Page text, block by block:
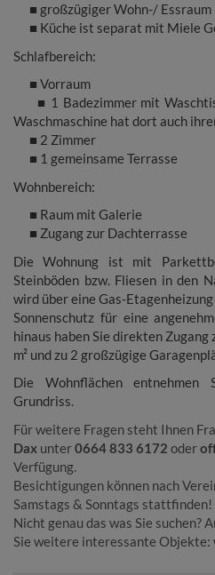
■ großzügiger Wohn-/
■ Küche ist separat mit Miele
Schlafbereich:
■ Vorraum
■ 1 Badezimmer mit
Waschmaschine hat dort auch
■ 2 Zimmer
■ 1 gemeinsame Terrasse
Wohnbereich:
■ Raum mit Galerie
■ Zugang zur Dachterrasse
Die Wohnung ist mit
Steinböden bzw. Fliesen in den
wird über eine Gas-
Sonnenschutz für eine
hinaus haben Sie direkten
m² und zu 2 großzügige
Die Wohnflächen
Grundriss.
Für weitere Fragen steht Ihnen
Dax unter0664 833 6172 oder
Verfügung.
Besichtigungen können nach
Samstags & Sonntags stattfinden!
Nicht genau das was Sie suchen?
Sie weitere interessante Objekte: